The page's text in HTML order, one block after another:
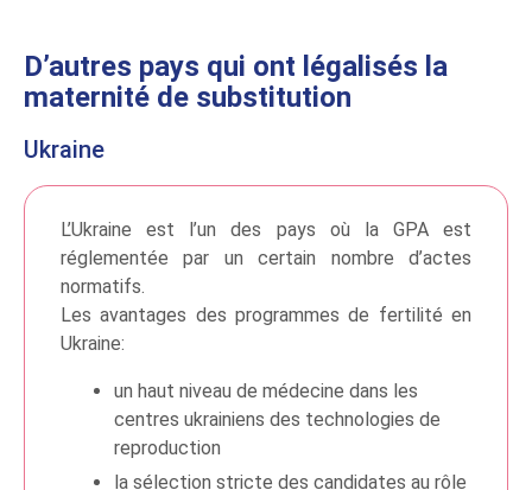
D’autres pays qui ont légalisés la
maternité de substitution
Ukraine
L’Ukraine est l’un des pays où la GPA est
réglementée par un certain nombre d’actes
normatifs.
Les avantages des programmes de fertilité en
Ukraine:
un haut niveau de médecine dans les
centres ukrainiens des technologies de
reproduction
la sélection stricte des candidates au rôle